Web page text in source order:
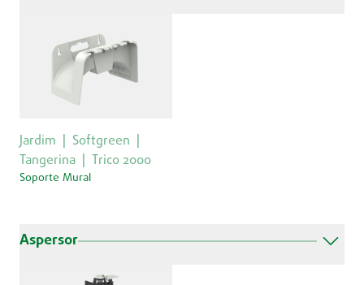
Jardim
Softgreen
Tangerina
Trico 2000
Soporte Mural
Aspersor